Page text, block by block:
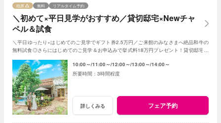
＼初めて×平日見学がおすすめ／貸切邸宅×Newチャ
ペル＆試食
残席 無料 リアルタイム予約
＼平日ゆったり×はじめてのご見学でギフト券2.5万円／ご来館のみなさまへ絶品和牛の
無料試食◎さらにはじめてのご見学＆お申込みで挙式料18万円プレゼント！貸切邸宅で
10:00～ 11:00～ 12:00～ 13:00～ 14:00～
3時間程度
詳しくみる フェア予約